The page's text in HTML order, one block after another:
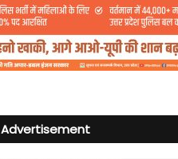
Advertisement